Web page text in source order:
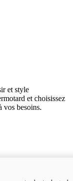
et style
et choisissez
vos besoins.